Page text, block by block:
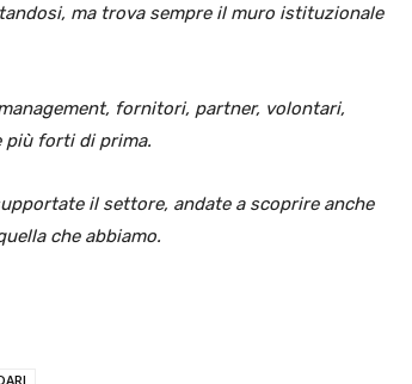
ma trova sempre il muro istituzionale
fornitori, partner, volontari,
più forti di prima.
il settore, andate a scoprire anche
che abbiamo.